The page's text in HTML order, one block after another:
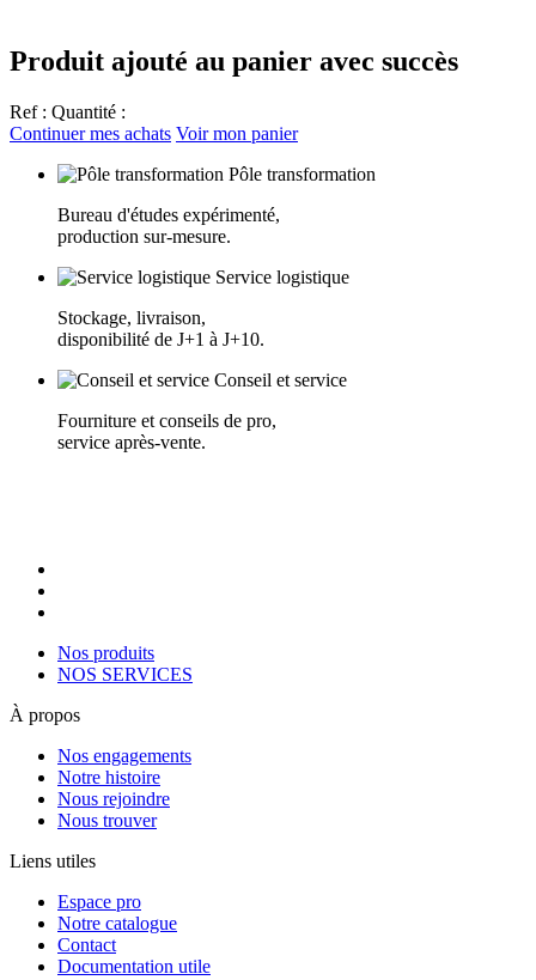
Produit ajouté au panier avec succès
Ref : Quantité :
Continuer mes achats Voir mon panier
Pôle transformation
Bureau d'études expérimenté,
production sur-mesure.
Service logistique
Stockage, livraison,
disponibilité de J+1 à J+10.
Conseil et service
Fourniture et conseils de pro,
service après-vente.
Nos produits
NOS SERVICES
À propos
Nos engagements
Notre histoire
Nous rejoindre
Nous trouver
Liens utiles
Espace pro
Notre catalogue
Contact
Documentation utile